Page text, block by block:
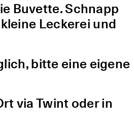
Buvette. Schnapp
Leckerei und
bitte eine eigene
via Twint oder in